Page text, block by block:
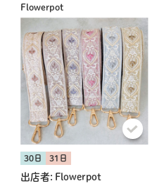
Flowerpot
30日 31日
出店者: Flowerpot